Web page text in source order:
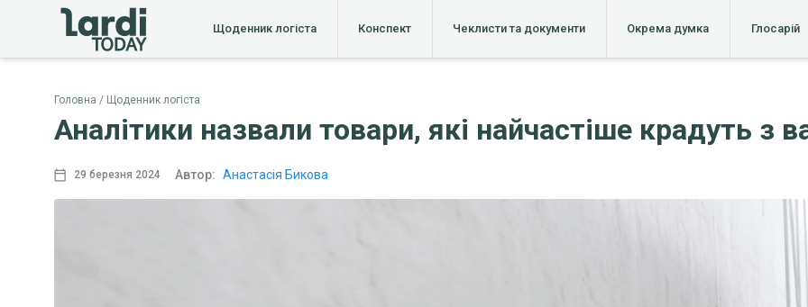
Щоденник логіста Конспект Чеклисти та документи Окрема думка Глосарій
Головна Щоденник логіста
Аналітики назвали товари, які найчастіше крадуть з
29 березня 2024 Автор: Анастасія Бикова